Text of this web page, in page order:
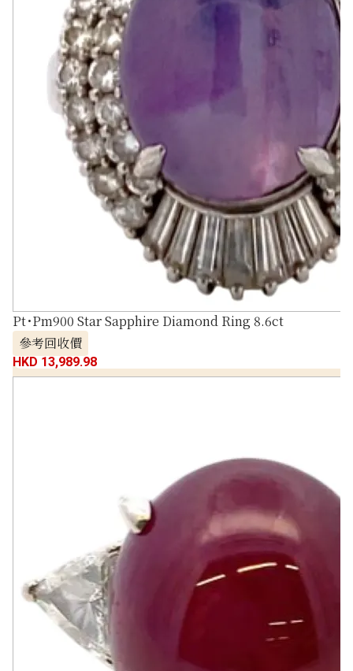
Pt･Pm900 Star Sapphire Diamond Ring 8.6ct
參考回收價
HKD 13,989.98